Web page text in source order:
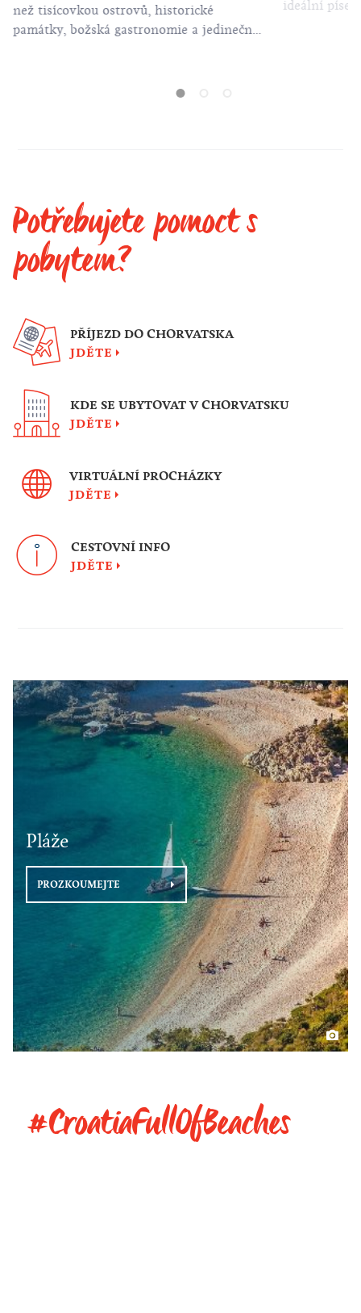
než tisícovkou ostrovů, historické
památky, božská gastronomie a jedinečné
ideální
Potřebujete pomoct s
pobytem?
PŘÍJEZD DO CHORVATSKA
JDĚTE
KDE SE UBYTOVAT V CHORVATSKU
JDĚTE
VIRTUÁLNÍ PROCHÁZKY
JDĚTE
CESTOVNÍ INFO
JDĚTE
Pláže
PROZKOUMEJTE
#CroatiaFullOfBeaches